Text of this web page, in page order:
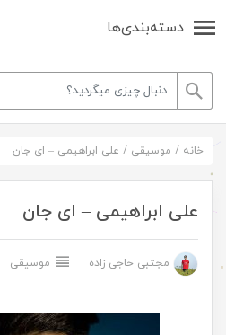
دسته‌بندی‌ها
خانه / موسیقی / علی ابراهیمی – ای جان
علی ابراهیمی – ای جان
مجتبی حاجی زاده موسیقی